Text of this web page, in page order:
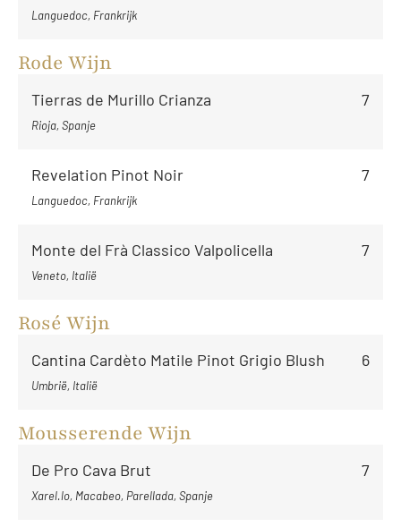
Languedoc, Frankrijk
Rode Wijn
Tierras de Murillo Crianza
Rioja, Spanje
7
Revelation Pinot Noir
Languedoc, Frankrijk
7
Monte del Frà Classico Valpolicella
Veneto, Italië
7
Rosé Wijn
Cantina Cardèto Matile Pinot Grigio Blush
Umbrië, Italië
6
Mousserende Wijn
De Pro Cava Brut
Xarel.lo, Macabeo, Parellada, Spanje
7